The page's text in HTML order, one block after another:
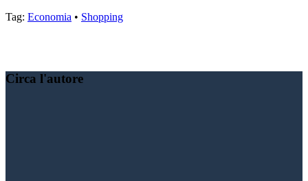
Tag: Economia • Shopping
Circa l'autore